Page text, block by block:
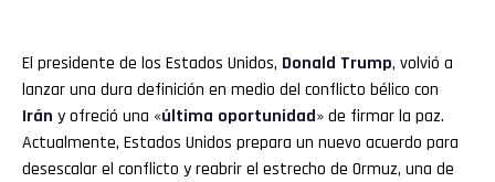
El presidente de los Estados Unidos, Donald Trump, volvió a
lanzar una dura definición en medio del conflicto bélico con
Irán y ofreció una «última oportunidad» de firmar la paz.
Actualmente, Estados Unidos prepara un nuevo acuerdo para
desescalar el conflicto y reabrir el estrecho de Ormuz, una de